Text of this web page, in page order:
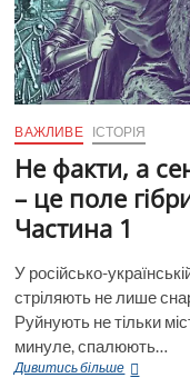
ВАЖЛИВЕ ІСТОРІЯ
Не факти, а
– це поле
Частина 1
У російсько-
стріляють не лише
Руйнують не тільки
минуле, спалюють…
Дивитись більшеНе